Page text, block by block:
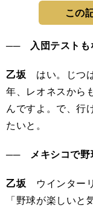
この
── 入団テストも
乙坂 はい。じつ
年、レオネスから
んですよ。で、行
たいと。
── メキシコで野
乙坂 ウインター
「野球が楽しい